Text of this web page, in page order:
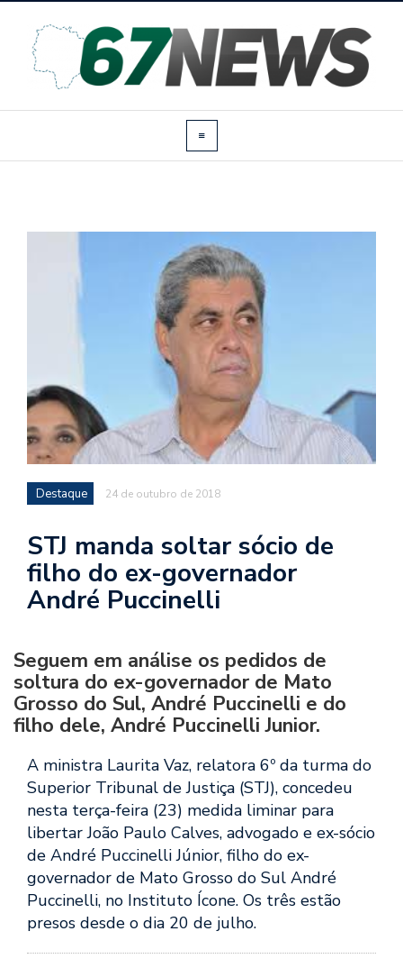
Destaque 24 de outubro de 2018
STJ manda soltar sócio de
filho do ex-governador
André Puccinelli
Seguem em análise os pedidos de
soltura do ex-governador de Mato
Grosso do Sul, André Puccinelli e do
filho dele, André Puccinelli Junior.
A ministra Laurita Vaz, relatora 6º da turma do
Superior Tribunal de Justiça (STJ), concedeu
nesta terça-feira (23) medida liminar para
libertar João Paulo Calves, advogado e ex-sócio
de André Puccinelli Júnior, filho do ex-
governador de Mato Grosso do Sul André
Puccinelli, no Instituto Ícone. Os três estão
presos desde o dia 20 de julho.